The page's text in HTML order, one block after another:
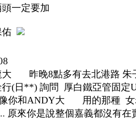
一定要加
佑
大 昨晚8點多有去北港路 朱
行(日**) 詢問 厚白鐵亞管固定
像你和ANDY大 用的那種 女
原來你是說整個嘉義都沒有在